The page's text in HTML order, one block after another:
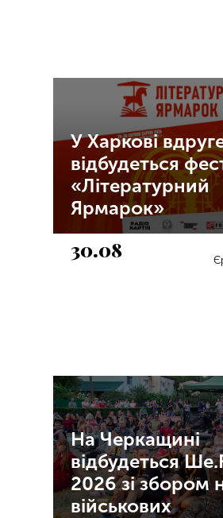
У Харкові
відбудеться
«Літературний
Ярмарок»
30.08
На Черкащині
відбудеться
2026 зі збором
військових